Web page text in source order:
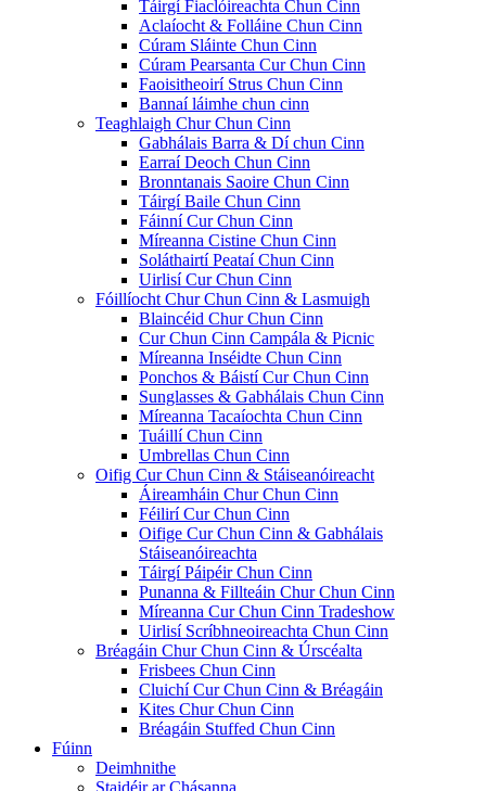
Táirgí Fiaclóireachta Chun Cinn
Aclaíocht & Folláine Chun Cinn
Cúram Sláinte Chun Cinn
Cúram Pearsanta Cur Chun Cinn
Faoisitheoirí Strus Chun Cinn
Bannaí láimhe chun cinn
Teaghlaigh Chur Chun Cinn
Gabhálais Barra & Dí chun Cinn
Earraí Deoch Chun Cinn
Bronntanais Saoire Chun Cinn
Táirgí Baile Chun Cinn
Fáinní Cur Chun Cinn
Míreanna Cistine Chun Cinn
Soláthairtí Peataí Chun Cinn
Uirlisí Cur Chun Cinn
Fóillíocht Chur Chun Cinn & Lasmuigh
Blaincéid Chur Chun Cinn
Cur Chun Cinn Campála & Picnic
Míreanna Inséidte Chun Cinn
Ponchos & Báistí Cur Chun Cinn
Sunglasses & Gabhálais Chun Cinn
Míreanna Tacaíochta Chun Cinn
Tuáillí Chun Cinn
Umbrellas Chun Cinn
Oifig Cur Chun Cinn & Stáiseanóireacht
Áireamháin Chur Chun Cinn
Féilirí Cur Chun Cinn
Oifige Cur Chun Cinn & Gabhálais
Stáiseanóireachta
Táirgí Páipéir Chun Cinn
Punanna & Fillteáin Chur Chun Cinn
Míreanna Cur Chun Cinn Tradeshow
Uirlisí Scríbhneoireachta Chun Cinn
Bréagáin Chur Chun Cinn & Úrscéalta
Frisbees Chun Cinn
Cluichí Cur Chun Cinn & Bréagáin
Kites Chur Chun Cinn
Bréagáin Stuffed Chun Cinn
Fúinn
Deimhnithe
Staidéir ar Chásanna